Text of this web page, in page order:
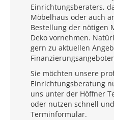
Einrichtungsberaters,
Möbelhaus oder auch
Bestellung der nötigen
Deko vornehmen.
gern zu aktuellen
Sie möchten unsere
Einrichtungsberatung
uns unter der Höffner
oder nutzen schnell
Terminformular.